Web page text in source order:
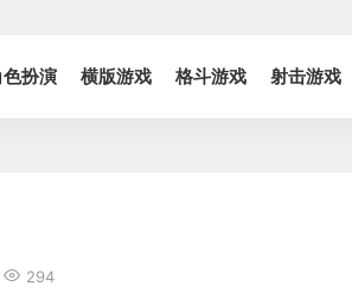
扮演 横版游戏 格斗游戏 射击游戏
294